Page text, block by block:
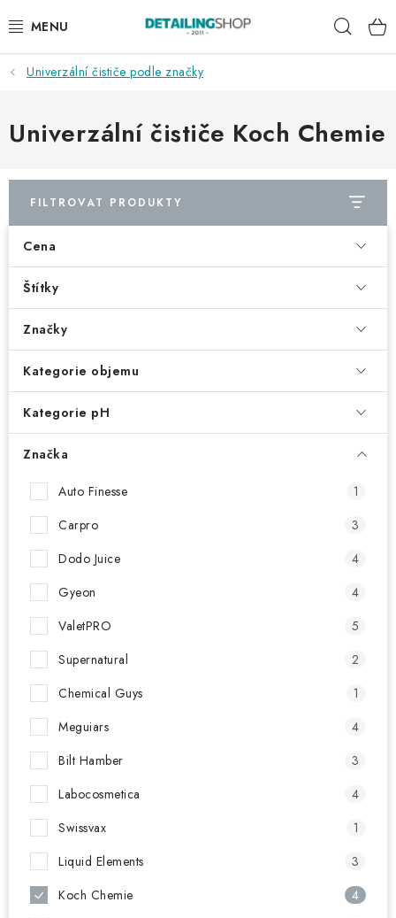
na
AKCE
NOVINKY
DÁRKOVÉ SADY A POUKAZY
ČLÁNKY
NAŠE SLUŽBY
KONTAKTY
PRODÁVANÉ ZNAČKY
BYDLENÍ
Věrnostní program
Podmínky ochrany osobních údajů
Univerzální čističe podle značky
Univerzální čističe Koch Chemie
FILTROVAT PRODUKTY
Cena
Štítky
Značky
Kategorie objemu
Kategorie pH
Značka
Auto Finesse
1
Carpro
3
Dodo Juice
4
Gyeon
4
ValetPRO
5
Supernatural
2
Chemical Guys
1
Meguiars
4
Bilt Hamber
3
Labocosmetica
4
Swissvax
1
Liquid Elements
3
Koch Chemie
4